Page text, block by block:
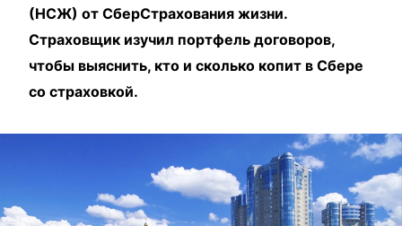
(НСЖ) от СберСтрахования жизни.
Страховщик изучил портфель договоров,
чтобы выяснить, кто и сколько копит в Сбере
со страховкой.